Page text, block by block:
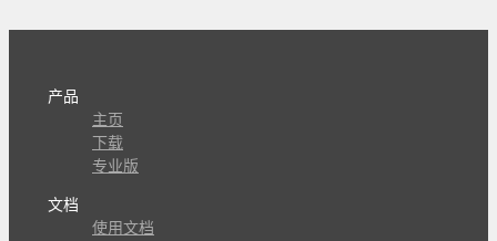
产品
主页
下载
专业版
文档
使用文档